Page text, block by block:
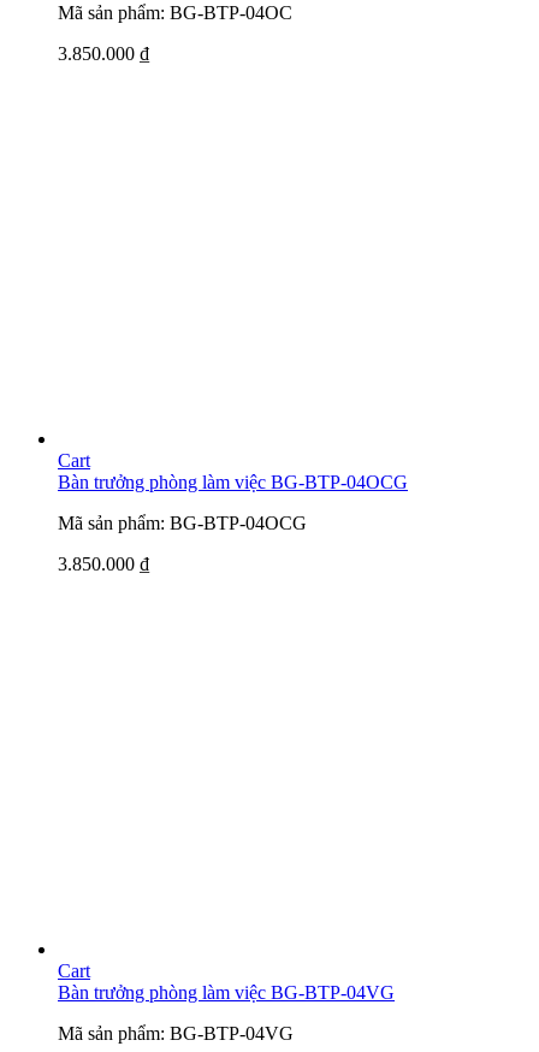
Mã sản phẩm: BG-BTP-04OC
3.850.000 ₫
Cart
Bàn trưởng phòng làm việc BG-BTP-04OCG
Mã sản phẩm: BG-BTP-04OCG
3.850.000 ₫
Cart
Bàn trưởng phòng làm việc BG-BTP-04VG
Mã sản phẩm: BG-BTP-04VG